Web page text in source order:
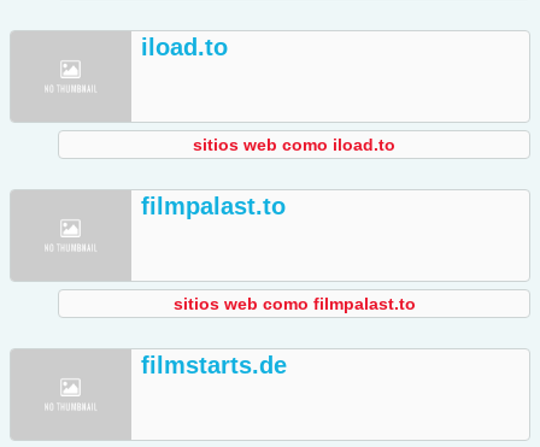
iload.to
sitios web como iload.to
filmpalast.to
sitios web como filmpalast.to
filmstarts.de